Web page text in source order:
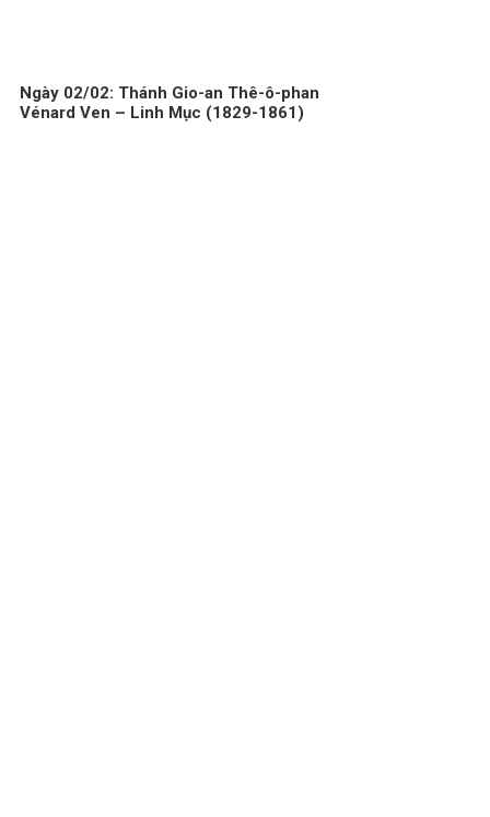
Ngày 02/02: Thánh Gio-an Thê-ô-phan
Vénard Ven – Linh Mục (1829-1861)